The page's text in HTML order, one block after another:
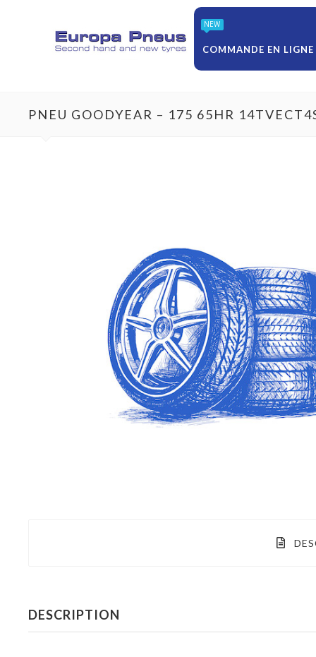
NEW
COMMANDE EN LIGNE
PNEU GOODYEAR – 175 65HR
DESCRIPTION